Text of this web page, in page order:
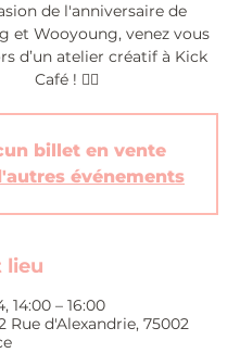
de l'anniversaire de
et Wooyoung, venez vous
d’un atelier créatif à Kick
Café ! 🏴‍☠️
billet en vente
événements
lieu
14:00 – 16:00
Rue d'Alexandrie, 75002